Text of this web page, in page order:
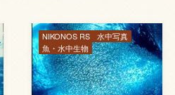
NIKONOS RS
水中写真
魚・水中生物